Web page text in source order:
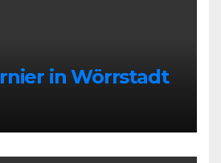
in Wörrstadt